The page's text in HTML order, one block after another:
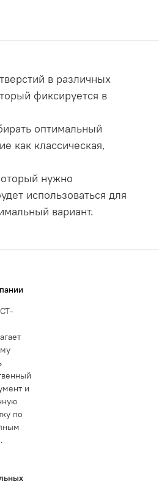
в различных
фиксируется в
оптимальный
как классическая,
нужно
использоваться для
вариант.
и
по